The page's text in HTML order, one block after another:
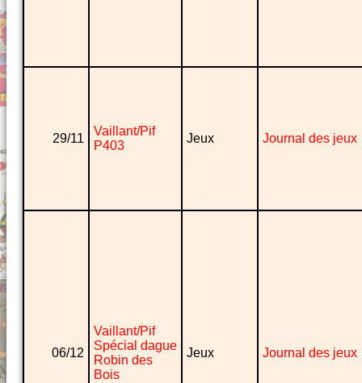
29/11
Vaillant/Pif
P403
Jeux Journal des jeux
06/12
Vaillant/Pif
Spécial dague
Robin des
Bois
Jeux Journal des jeux